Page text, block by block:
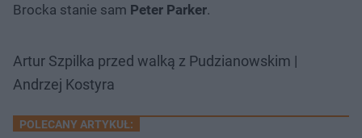
Brocka stanie sam Peter Parker.
Artur Szpilka przed walką z Pudzianowskim |
Andrzej Kostyra
POLECANY ARTYKUŁ: